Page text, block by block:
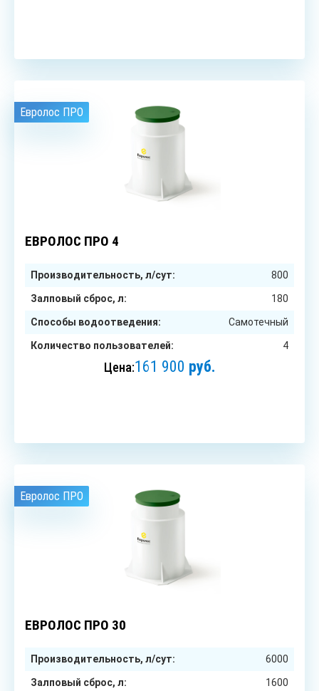
Евролос ПРО
ЕВРОЛОС ПРО 4
Производительность, л/сут: 800
Залповый сброс, л: 180
Способы водоотведения: Самотечный
Количество пользователей: 4
Цена:161 900 руб.
Евролос ПРО
ЕВРОЛОС ПРО 30
Производительность, л/сут: 6000
Залповый сброс, л: 1600